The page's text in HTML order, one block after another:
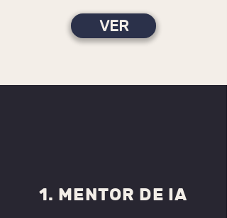
VER
1. MENTOR DE IA